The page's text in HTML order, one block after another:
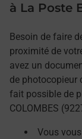
à La Poste
Besoin de faire
proximité de
avez un
de photocopieur
fait possible de
COLOMBES
Vous